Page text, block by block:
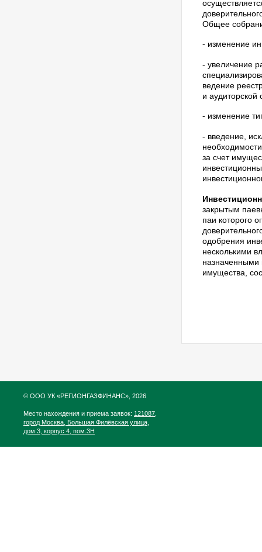
Общее
- изменение
- увеличение
ведение
и аудиторской
- изменение
- введение,
за счет
закрытым
паи которого
одобрения
несколькими
назначенными
имущества,
© ООО УК «РЕГИОНГАЗФИНАНС», 2026
Место нахождения и приема заявок: 121087,
город Москва, Большая Филёвская улица,
дом 3, корпус 4, пом.3Н